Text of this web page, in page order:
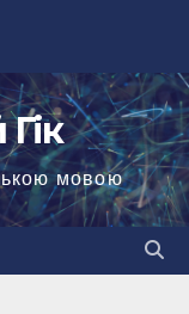
мовою